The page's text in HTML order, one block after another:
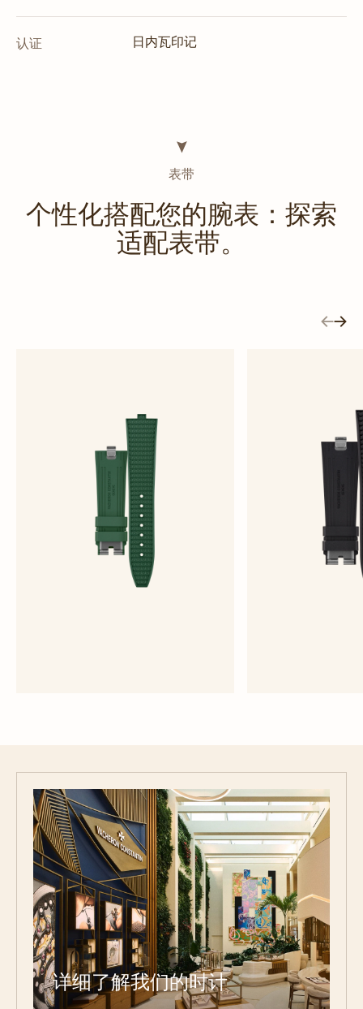
认证 日内瓦印记
表带
个性化搭配您的腕表：探索
适配表带。
详细了解我们的时计